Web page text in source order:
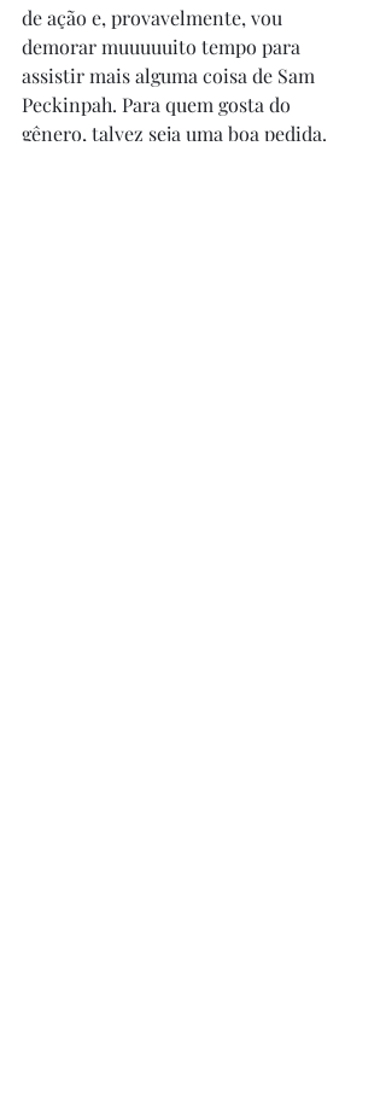
de ação e, provavelmente, vou
demorar muuuuuito tempo para
assistir mais alguma coisa de Sam
Peckinpah. Para quem gosta do
gênero, talvez seja uma boa pedida.